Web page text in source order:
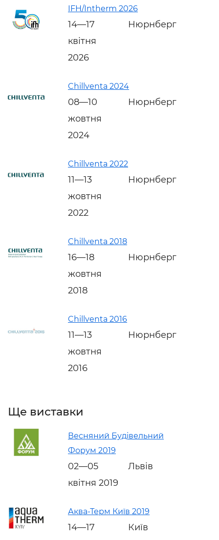
IFH/Intherm 2026
14—17
квітня
2026
Нюрнберг
Chillventa 2024
08—10
жовтня
2024
Нюрнберг
Chillventa 2022
11—13
жовтня
2022
Нюрнберг
Chillventa 2018
16—18
жовтня
2018
Нюрнберг
Chillventa 2016
11—13
жовтня
2016
Нюрнберг
Ще виставки
Весняний Будівельний
Форум 2019
02—05
квітня 2019
Львів
Аква-Терм Київ 2019
14—17
Київ